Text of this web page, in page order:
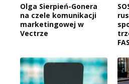
Olga Sierpień-Gonera
na czele komunikacji
marketingowej w
Vectrze
FAS